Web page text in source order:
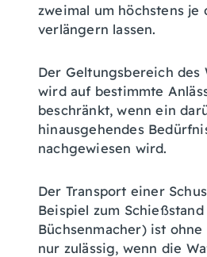
zweimal um höchstens je
verlängern lassen.
Der Geltungsbereich des
wird auf bestimmte
beschränkt,wenn ein
hinausgehendes
nachgewiesen wird.
Der Transport einer
Beispiel zum
Büchsenmacher) ist
nur zulässig, wenn die